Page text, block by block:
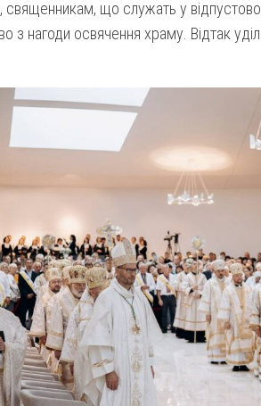
що служать у
з нагоди освячення храму. Відтак